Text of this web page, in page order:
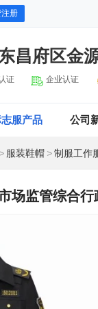
册
昌府区金
证 企业认证
服产品 公司
> 服装鞋帽 >制服工作
场监管综合